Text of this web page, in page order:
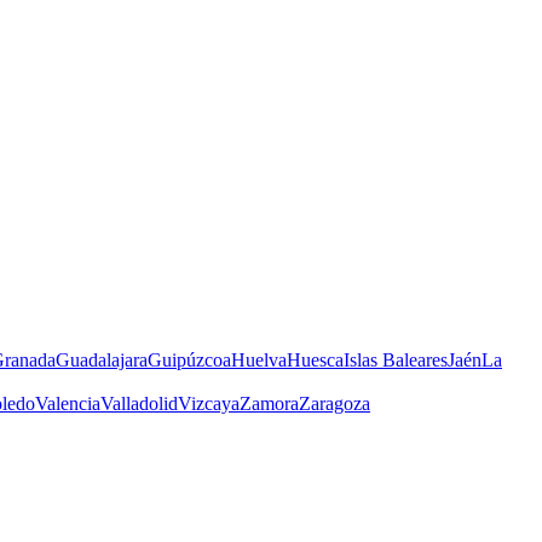
GuadalajaraGuipúzcoaHuelvaHuescaIslas BalearesJaénLa
ValenciaValladolidVizcayaZamoraZaragoza